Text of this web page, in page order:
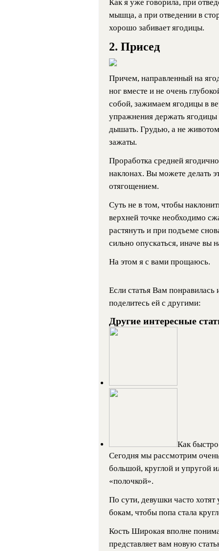
Как я уже говорила, при
мышца, а при отведении в
хорошо забивает ягодицы.
2. Присед
Причем, направленный на
ног вместе и не очень
собой, зажимаем ягодицы в
упражнения держать
дышать. Грудью, а не
зажаты.
Проработка средней
наклонах. Вы можете делать
отягощением.
Суть не в том, чтобы
верхней точке необходимо
растянуть и при подъеме
сильно опускаться, иначе вы
На этом я с вами прощаюсь.
Если статья Вам понравилась
поделитесь ей с другими:
Другие интересные
Как
Сегодня мы рассмотрим
большой, круглой и упругой
«полочкой».
По сути, девушки часто
бокам, чтобы попа стала
Кость Широкая вполне
представляет вам новую